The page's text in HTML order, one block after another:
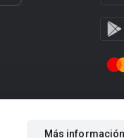
Más información